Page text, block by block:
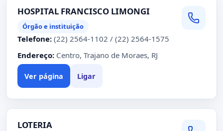
HOSPITAL FRANCISCO LIMONGI
Órgão e instituição
Telefone: (22) 2564-1102 / (22) 2564-1575
Endereço: Centro, Trajano de Moraes, RJ
Ver página Ligar
LOTERIA